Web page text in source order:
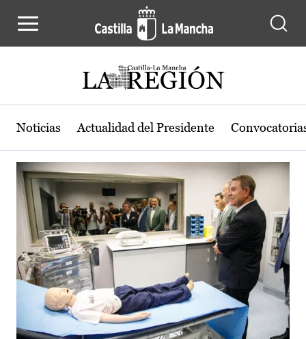
Actualidad de la región de Castilla-
Noticias Actualidad del Presidente